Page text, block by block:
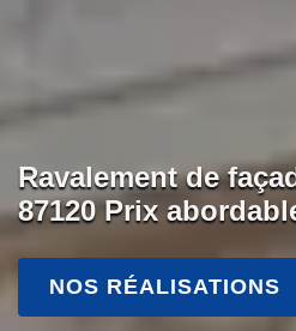
Ravalement de
87120 Prix
NOS RÉALISATIONS